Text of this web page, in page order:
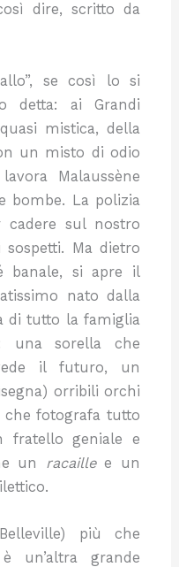
dire, scritto da
se così lo si
detta: ai Grandi
mistica, della
un misto di odio
Malaussène
bombe. La polizia
sul nostro
Ma dietro
banale, si apre il
nato dalla
di tutto la famiglia
una sorella che
il futuro, un
orribili orchi
che fotografa tutto
fratello geniale e
un
racaillee un
più che
è un’altra grande